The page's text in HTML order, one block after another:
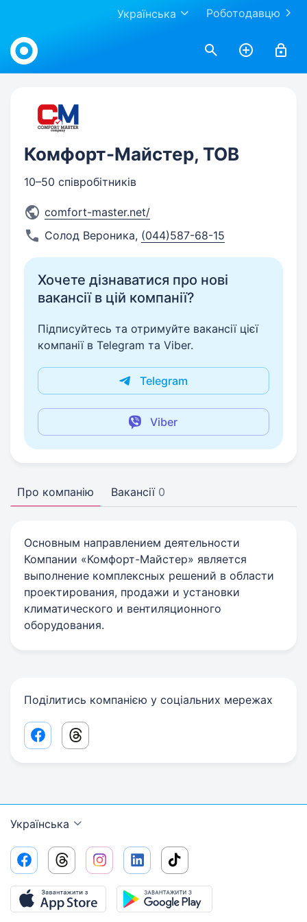
Роботодавцю
Українська
Work.ua
Комфорт-Майстер, ТОВ
10–50 співробітників
comfort-master.net/
Солод Вероника, (044)587-68-15
Хочете дізнаватися про нові
вакансії в цій компанії?
Підписуйтесь та отримуйте вакансії цієї
компанії в Telegram та Viber.
Telegram
Viber
Про компанію Вакансії 0
Основным направлением деятельности
Компании «Комфорт-Майстер» является
выполнение комплексных решений в области
проектирования, продажи и установки
климатического и вентиляционного
оборудования.
Поділитись компанією у соціальних мережах
Facebook share link
Threads share link
Українська